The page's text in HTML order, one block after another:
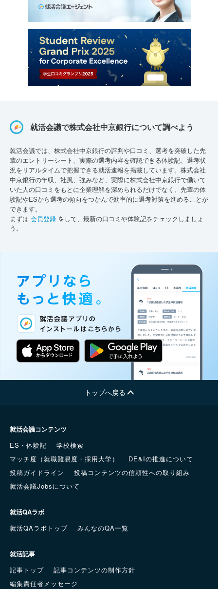
就活会議で株式会社中京銀行について調べよう
就活会議では、株式会社中京銀行の評判や口コミ、選考を突破した先
輩のエントリーシート、実際の選考内容を確認できる体験記、選考状
況をリアルタイムで把握できる就活速報を掲載しています。株式会社
中京銀行の年収、社風、強みなど、実際に株式会社中京銀行で働いて
いた人の口コミをもとに企業理解を深められるだけでなく、先輩の体
験記やESから選考の傾向をつかんで効率的に選考対策を進めることが
できます。
まずは 会員登録 をして、最新の口コミや体験記をチェックしましょ
う。
トップへ戻る
就活会議コンテンツ
ES・体験記
学校検索
マッチ度（就職難易度・採用大学）
DE&Iの推進について
投稿ガイドライン
投稿コンテンツの信頼性への取り組み
就活会議Jobsについて
就活QAラボ
就活QAラボトップ
みんなのQA一覧
就活記事
記事トップ
記事コンテンツの制作方針
編集責任者メッセージ